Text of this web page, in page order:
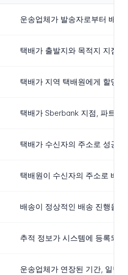
운송업체가 발송자로부터 배
택배가 출발지와 목적지 지점
택배가 지역 택배원에게 할당
택배가 Sberbank 지점, 파트너
택배가 수신자의 주소로 성공
택배원이 수신자의 주소로 배
배송이 정상적인 배송 진행을
추적 정보가 시스템에 등록되
운송업체가 연장된 기간, 일반